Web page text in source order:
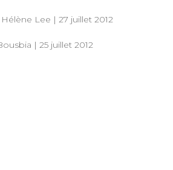
Hélène Lee | 27 juillet 2012
| 25 juillet 2012